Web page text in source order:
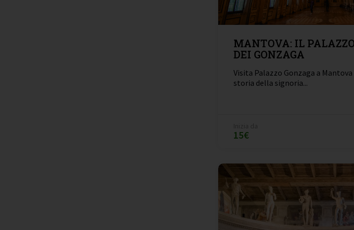
MANTOVA: IL
DEI GONZAGA
Visita Palazzo Gonzaga a
storia della signoria...
15€